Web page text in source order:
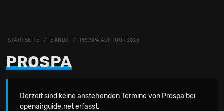
STARTSEITE BANDS PROSPA AUF TOUR 2026
PROSPA
Derzeit sind keine anstehenden Termine von Prospa bei
openairguide.net erfasst.